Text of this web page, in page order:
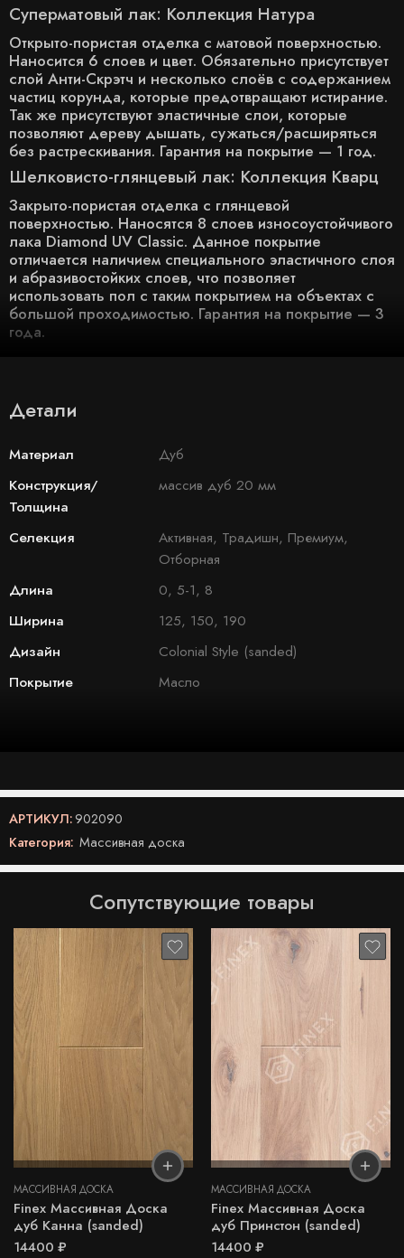
Суперматовый лак: Коллекция Натура
Открыто-пористая отделка с матовой поверхностью.
Наносится 6 слоев и цвет. Обязательно присутствует
слой Анти-Скрэтч и несколько слоёв с содержанием
частиц корунда, которые предотвращают истирание.
Так же присутствуют эластичные слои, которые
позволяют дереву дышать, сужаться/расширяться
без растрескивания. Гарантия на покрытие — 1 год.
Шелковисто-глянцевый лак: Коллекция Кварц
Закрыто-пористая отделка с глянцевой
поверхностью. Наносятся 8 слоев износоустойчивого
лака Diamond UV Classic. Данное покрытие
отличается наличием специального эластичного слоя
и абразивостойких слоев, что позволяет
использовать пол с таким покрытием на объектах с
большой проходимостью. Гарантия на покрытие — 3
года.
Детали
Материал
Дуб
Конструкция/
Толщина
массив дуб 20 мм
Селекция
Активная, Традишн, Премиум,
Отборная
Длина
0, 5-1, 8
Ширина
125, 150, 190
Дизайн
Colonial Style (sanded)
Покрытие
Масло
АРТИКУЛ:902090
Категория: Массивная доска
Сопутствующие товары
МАССИВНАЯ ДОСКА
Finex Массивная Доска
дуб Канна (sanded)
14400 ₽
МАССИВНАЯ ДОСКА
Finex Массивная Доска
дуб Принстон (sanded)
14400 ₽